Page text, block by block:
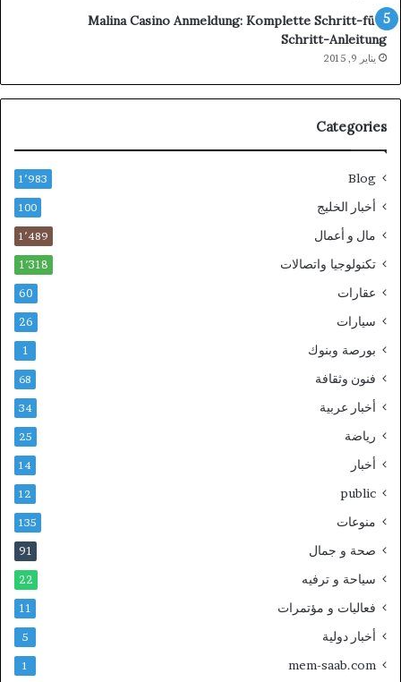
Malina Casino Anmeldung: Komplette Schritt-für-
Schritt-Anleitung
يناير 9, 2015
Categories
Blog 1٬983
أخبار الخليج 100
مال و أعمال 1٬489
تكنولوجيا واتصالات 1٬318
عقارات 60
سيارات 26
بورصة وبنوك 1
فنون وثقافة 68
أخبار عربية 34
رياضة 25
أخبار 14
public
12
منوعات 135
صحة و جمال 91
سياحة و ترفيه 22
فعاليات و مؤتمرات 11
أخبار دولية 5
mem-saab.com
1